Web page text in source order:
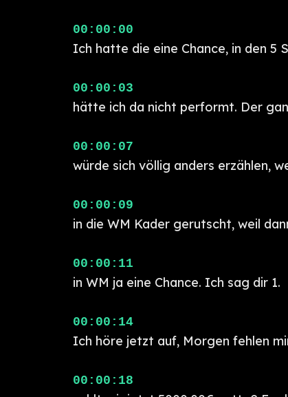
00:00:00
Ich hatte die eine Chance, in den 5
00:00:03
hätte ich da nicht performt. Der
00:00:07
würde sich völlig anders erzählen,
00:00:09
in die WM Kader gerutscht, weil
00:00:11
in WM ja eine Chance. Ich sag dir 1.
00:00:14
Ich höre jetzt auf, Morgen fehlen
00:00:18